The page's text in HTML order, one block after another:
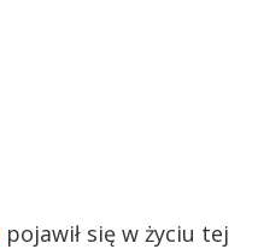
pojawił się w życiu tej